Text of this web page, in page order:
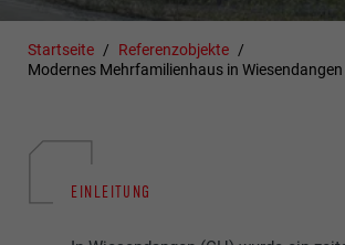
Startseite
Referenzobjekte
Modernes Mehrfamilienhaus in Wiesendangen
EINLEITUNG